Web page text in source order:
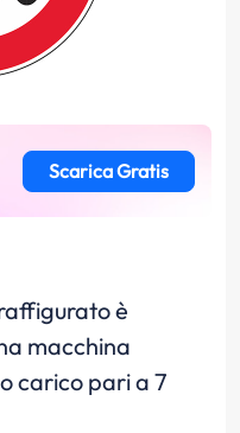
Scarica Gratis
è
macchina
carico pari a 7